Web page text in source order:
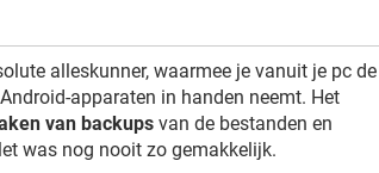
alleskunner, waarmee je vanuit je pc de
apparaten in handen neemt. Het
van backups van de bestanden en
was nog nooit zo gemakkelijk.